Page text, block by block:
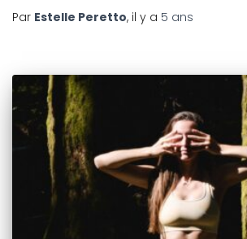
Par Estelle Peretto, il y a 5 ans